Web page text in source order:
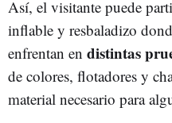
Así, el visitante puede
inflable y resbaladizo
enfrentan en distintas
de colores, flotadores y
material necesario para